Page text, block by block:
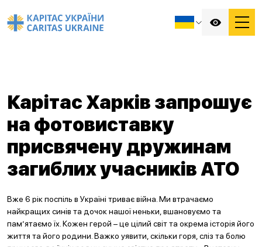
Карітас Харків запрошує
на фотовиставку
присвячену дружинам
загиблих учасників АТО
Вже 6 рік поспіль в Україні триває війна. Ми втрачаємо
найкращих синів та дочок нашої неньки, вшановуємо та
пам’ятаємо їх. Кожен герой – це цілий світ та окрема історія його
життя та його родини. Важко уявити, скільки горя, сліз та болю